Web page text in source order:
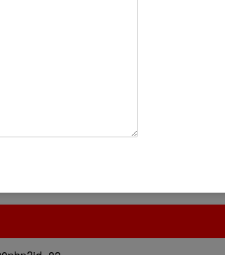
прочих равных условиях (квартира той
В Дзержинке то почта
день, то врач заболела, то
всегда можно найти
будешь вечером в ресторане за рюмкой
автобусе…